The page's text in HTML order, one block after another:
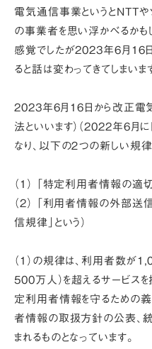
電気通信事業というとNTTや
の事業者を思い浮かべるかも
感覚でしたが2023年6月16
ると話は変わってきてしまいま
2023年6月16日から改正電
法といいます）（2022年6月
なり、以下の２つの新しい規
（1） 「特定利用者情報の適
（2） 「利用者情報の外部送
信規律」という）
（1）の規律は、利用者数が
500万人）を超えるサービス
定利用者情報を守るための
者情報の取扱方針の公表、
まれるものとなっています。